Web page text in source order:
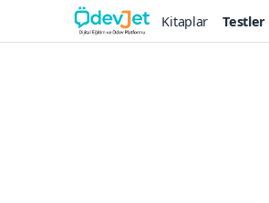
Kitaplar Testler